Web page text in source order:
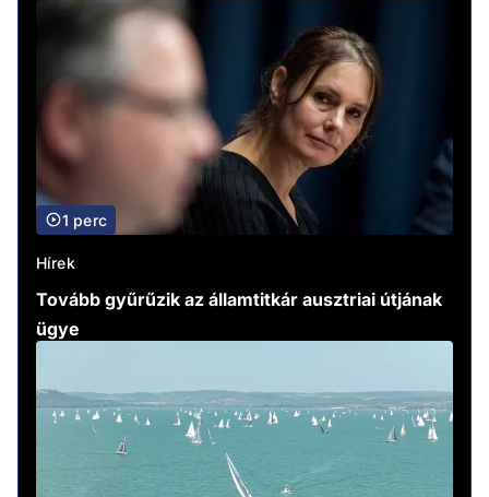
1 perc
Hírek
Tovább gyűrűzik az államtitkár ausztriai útjának
ügye